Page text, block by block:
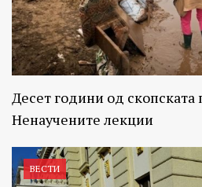
Десет години од скопската
Ненаучените лекции
ВЕСТИ